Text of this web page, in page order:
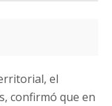
el
confirmó que en